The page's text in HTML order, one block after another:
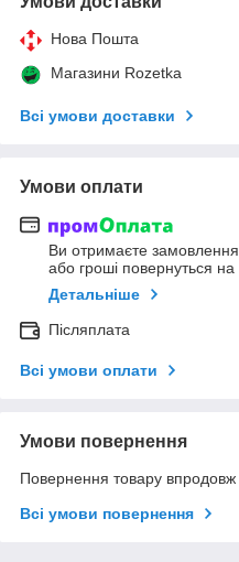
Нова Пошта
Магазини Rozetka
Всі умови доставки
Умови оплати
Ви отримаєте замовлення
або гроші повернуться на
Детальніше
Післяплата
Всі умови оплати
Умови повернення
Повернення товару впродовж
Всі умови повернення